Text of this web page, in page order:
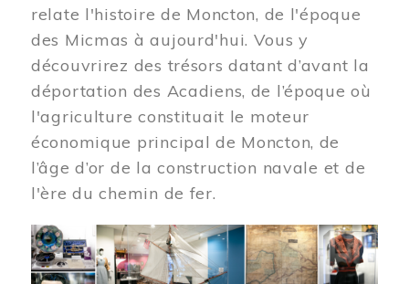
relate l'histoire de Moncton, de l'époque
des Micmas à aujourd'hui. Vous y
découvrirez des trésors datant d’avant la
déportation des Acadiens, de l’époque où
l'agriculture constituait le moteur
économique principal de Moncton, de
l’âge d’or de la construction navale et de
l'ère du chemin de fer.